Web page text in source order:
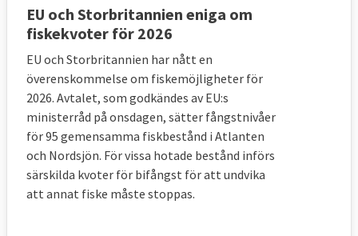
utgifter för ett år.
Alla EU-regler fortsätter att gälla för
Storbritannien men landets företrädare
försvinner från EU-institutionerna och får
inget formellt inflytande.
EU och Storbritannien har på brittisk
begäran enats om att en övergångsperiod
ska pågå från det formella utträdet. Detta för
EU och Storbritannien eniga om
fiskekvoter för 2026
EU och Storbritannien har nått en
överenskommelse om fiskemöjligheter för
2026. Avtalet, som godkändes av EU:s
ministerråd på onsdagen, sätter fångstnivåer
för 95 gemensamma fiskbestånd i Atlanten
och Nordsjön. För vissa hotade bestånd införs
särskilda kvoter för bifångst för att undvika
att annat fiske måste stoppas.